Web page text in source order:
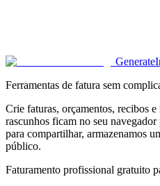
Generate
Ferramentas de fatura sem
Crie faturas, orçamentos, recibos
rascunhos ficam no seu
para compartilhar, armazenamos
público.
Faturamento profissional gratuito